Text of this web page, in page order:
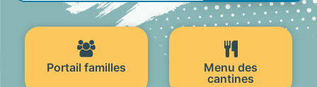
Portail familles
Menu des
cantines